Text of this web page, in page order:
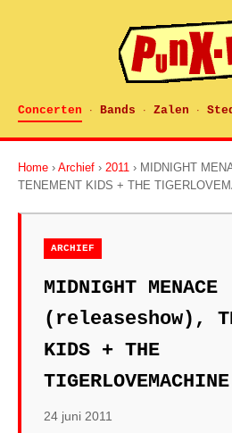
Concerten · Bands · Zalen ·
Home › Archief › 2011 › MIDNIGHT
TENEMENT KIDS + THE
ARCHIEF
MIDNIGHT MENACE
(releaseshow),
KIDS + THE
24 juni 2011